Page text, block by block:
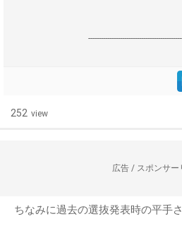
252 view
広告 / スポンサー
ちなみに過去の選抜発表時の平手